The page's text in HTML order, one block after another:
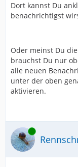
Dort kannst Du
benachrichtigst
Oder meinst Du
brauchst Du nur
alle neuen
unter der oben
aktivieren.
Online